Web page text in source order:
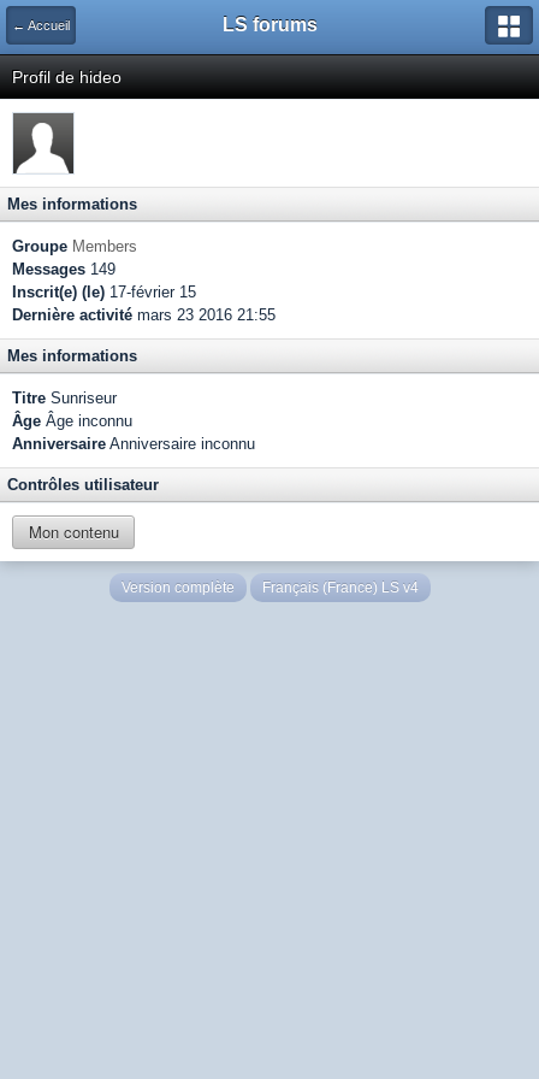
← Accueil LS forums
Profil de hideo
Mes informations
Groupe Members
Messages 149
Inscrit(e) (le) 17-février 15
Dernière activité mars 23 2016 21:55
Mes informations
Titre Sunriseur
Âge Âge inconnu
Anniversaire Anniversaire inconnu
Contrôles utilisateur
Mon contenu
Version complète Français (France) LS v4